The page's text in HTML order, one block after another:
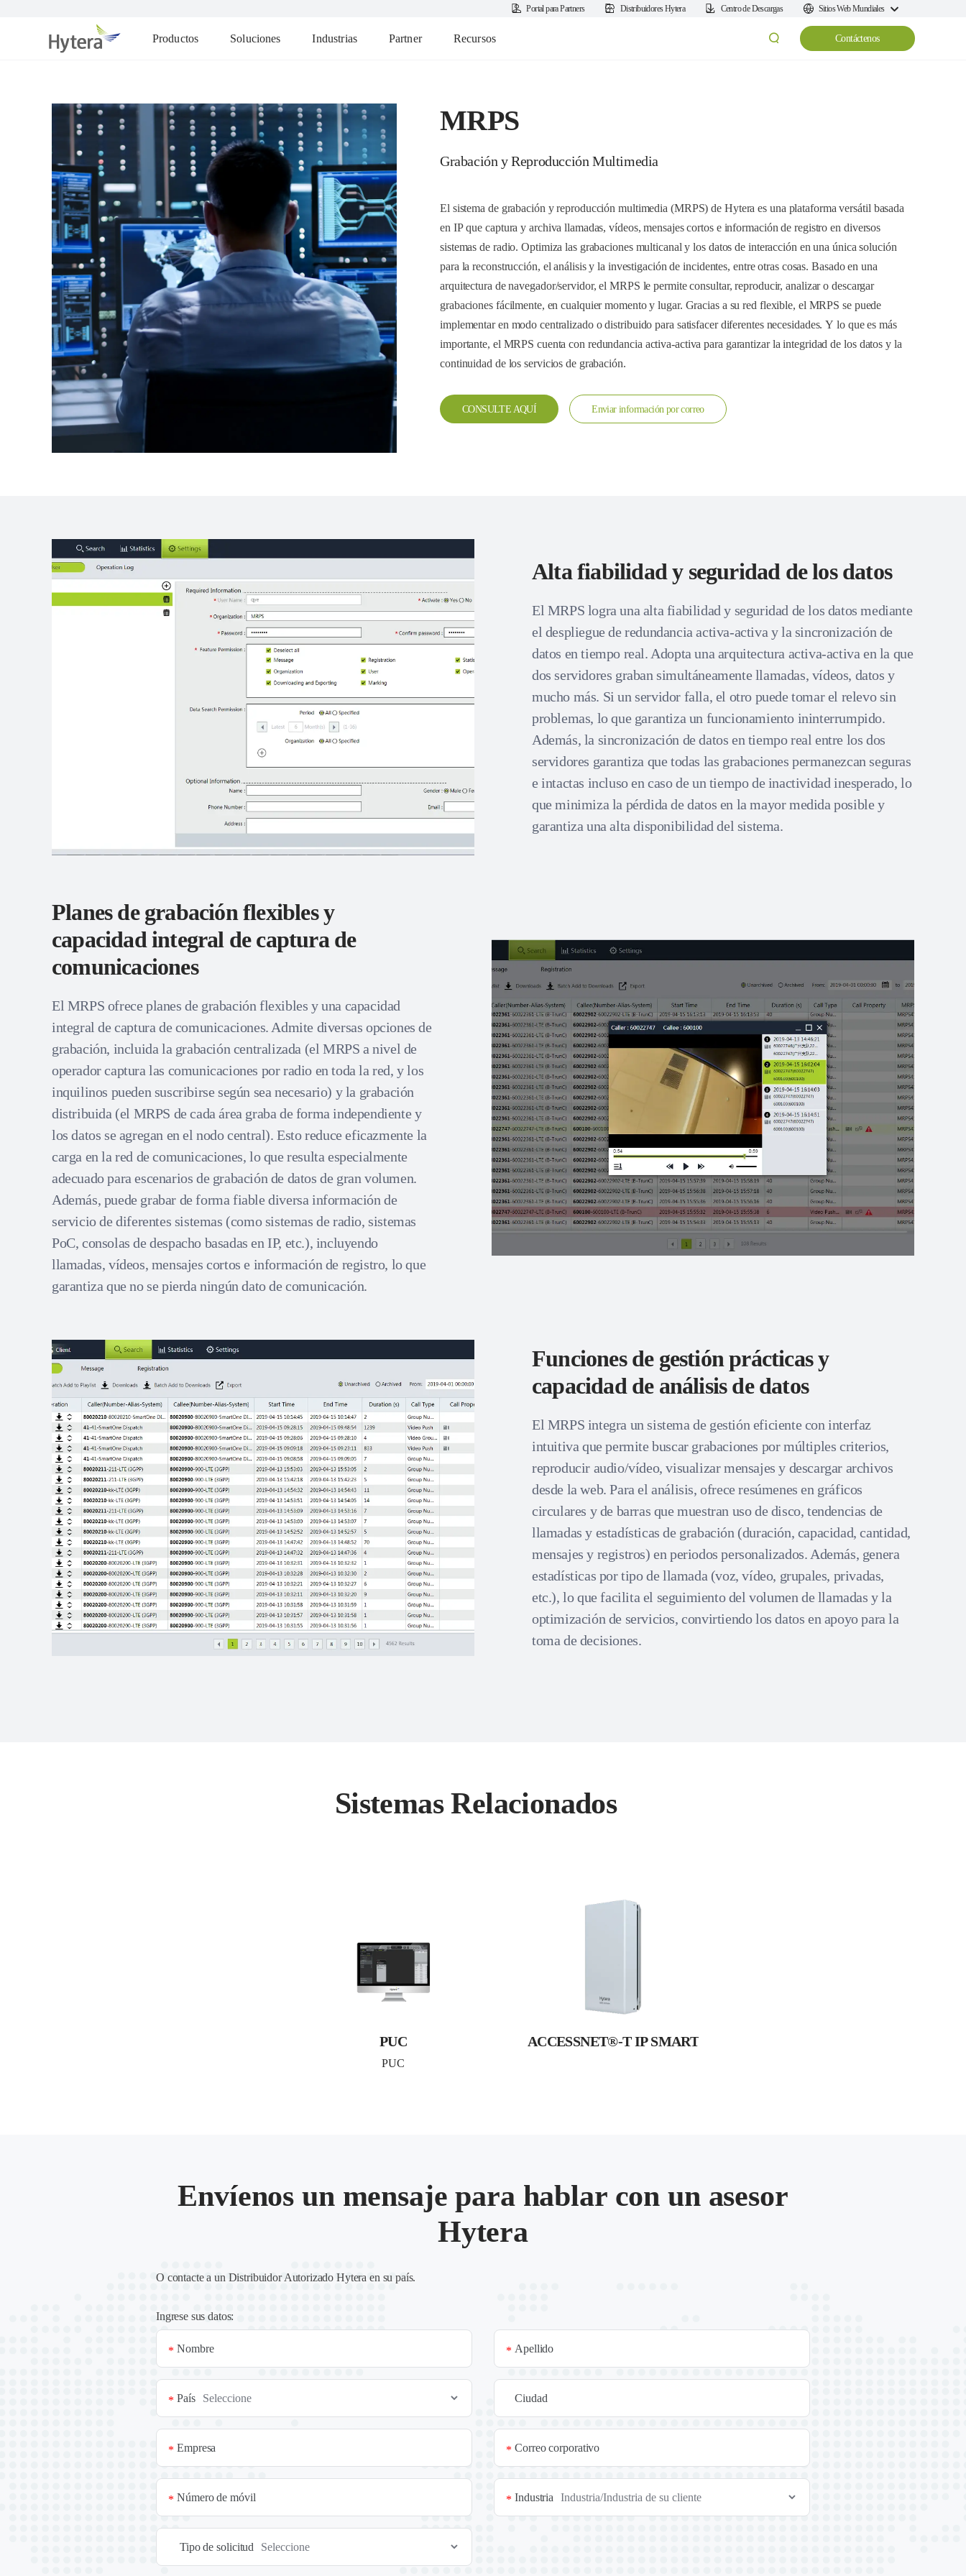
Portal para Partners Distribuidores Hytera Centro de Descargas Sitios Web Mundiales
Productos Soluciones Industrias Partner Recursos Contáctenos
MRPS
Grabación y Reproducción Multimedia
El sistema de grabación y reproducción multimedia (MRPS) de Hytera es una plataforma versátil basada
en IP que captura y archiva llamadas, vídeos, mensajes cortos e información de registro en diversos
sistemas de radio. Optimiza las grabaciones multicanal y los datos de interacción en una única solución
para la reconstrucción, el análisis y la investigación de incidentes, entre otras cosas. Basado en una
arquitectura de navegador/servidor, el MRPS le permite consultar, reproducir, analizar o descargar
grabaciones fácilmente, en cualquier momento y lugar. Gracias a su red flexible, el MRPS se puede
implementar en modo centralizado o distribuido para satisfacer diferentes necesidades. Y lo que es más
importante, el MRPS cuenta con redundancia activa-activa para garantizar la integridad de los datos y la
continuidad de los servicios de grabación.
CONSULTE AQUÍ Enviar información por correo
Alta fiabilidad y seguridad de los datos
El MRPS logra una alta fiabilidad y seguridad de los datos mediante
el despliegue de redundancia activa-activa y la sincronización de
datos en tiempo real. Adopta una arquitectura activa-activa en la que
dos servidores graban simultáneamente llamadas, vídeos, datos y
mucho más. Si un servidor falla, el otro puede tomar el relevo sin
problemas, lo que garantiza un funcionamiento ininterrumpido.
Además, la sincronización de datos en tiempo real entre los dos
servidores garantiza que todas las grabaciones permanezcan seguras
e intactas incluso en caso de un tiempo de inactividad inesperado, lo
que minimiza la pérdida de datos en la mayor medida posible y
garantiza una alta disponibilidad del sistema.
Planes de grabación flexibles y
capacidad integral de captura de
comunicaciones
El MRPS ofrece planes de grabación flexibles y una capacidad
integral de captura de comunicaciones. Admite diversas opciones de
grabación, incluida la grabación centralizada (el MRPS a nivel de
operador captura las comunicaciones por radio en toda la red, y los
inquilinos pueden suscribirse según sea necesario) y la grabación
distribuida (el MRPS de cada área graba de forma independiente y
los datos se agregan en el nodo central). Esto reduce eficazmente la
carga en la red de comunicaciones, lo que resulta especialmente
adecuado para escenarios de grabación de datos de gran volumen.
Además, puede grabar de forma fiable diversa información de
servicio de diferentes sistemas (como sistemas de radio, sistemas
PoC, consolas de despacho basadas en IP, etc.), incluyendo
llamadas, vídeos, mensajes cortos e información de registro, lo que
garantiza que no se pierda ningún dato de comunicación.
Funciones de gestión prácticas y
capacidad de análisis de datos
El MRPS integra un sistema de gestión eficiente con interfaz
intuitiva que permite buscar grabaciones por múltiples criterios,
reproducir audio/vídeo, visualizar mensajes y descargar archivos
desde la web. Para el análisis, ofrece resúmenes en gráficos
circulares y de barras que muestran uso de disco, tendencias de
llamadas y estadísticas de grabación (duración, capacidad, cantidad,
mensajes y registros) en periodos personalizados. Además, genera
estadísticas por tipo de llamada (voz, vídeo, grupales, privadas,
etc.), lo que facilita el seguimiento del volumen de llamadas y la
optimización de servicios, convirtiendo los datos en apoyo para la
toma de decisiones.
Sistemas Relacionados
PUC
PUC
ACCESSNET®-T IP SMART
Envíenos un mensaje para hablar con un asesor
Hytera
O contacte a un Distribuidor Autorizado Hytera en su país.
Ingrese sus datos:
Nombre
* Apellido
*
País
* Ciudad
Empresa
* Correo corporativo
*
Número de móvil
* Industria
*
Tipo de solicitud